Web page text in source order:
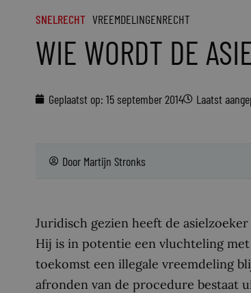
SNELRECHT VREEMDELINGENRECHT
WIE WORDT DE
Geplaatst op: 15 september 2014 Laatst
Door Martijn Stronks
Juridisch gezien heeft de
Hij is in potentie een vluchteling
toekomst een illegale vreemdeling
afronden van de procedure bestaat